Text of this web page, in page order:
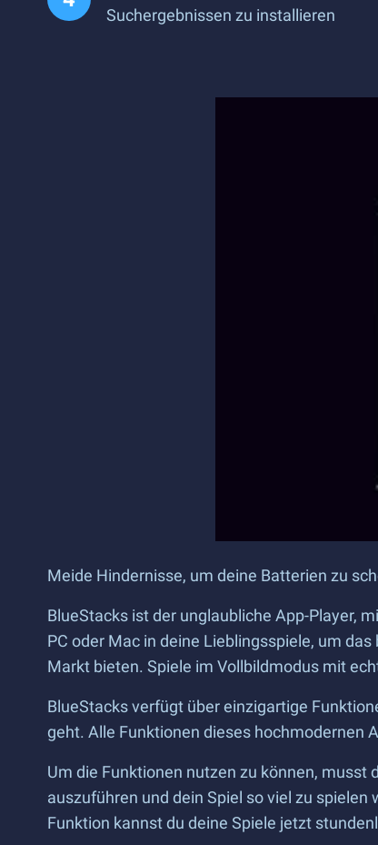
Suchergebnissen zu installieren
Meide Hindernisse, um deine Batterien zu
BlueStacks ist der unglaubliche App-Player,
PC oder Mac in deine Lieblingsspiele, um
Markt bieten. Spiele im Vollbildmodus mit
BlueStacks verfügt über einzigartige
geht. Alle Funktionen dieses hochmodernen
Um die Funktionen nutzen zu können, musst
auszuführen und dein Spiel so viel zu
Funktion kannst du deine Spiele jetzt